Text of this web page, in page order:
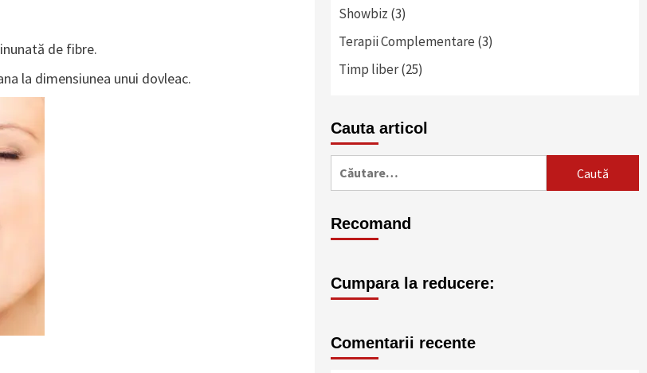
de fibre.
la dimensiunea unui dovleac.
Showbiz (3)
Terapii Complementare (3)
Timp liber(25)
Cauta articol
Caută
Recomand
Cumpara la reducere:
Comentarii recente